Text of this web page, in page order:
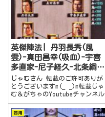
英傑陣法| 丹羽長秀(風
雲)-真田昌幸(吸血)-宇喜
多直家-尼子経久-北条綱成
(籠城)-小早川隆景
じゃむさん 転載のご許可ありが
とうございますm(_ _)m転載じゃ
む＆がちゃのYoutubeチャンネル
器用